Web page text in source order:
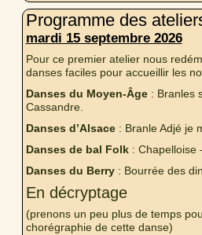
Programme des
mardi 15 septembre 2026
Pour ce premier atelier nous
danses faciles pour accueillir les
Danses du Moyen-Âge: Branles
Cassandre.
Danses d’Alsace: Branle Adjé je
Danses de bal Folk: Chapelloise
Danses du Berry: Bourrée des
En décryptage
(prenons un peu plus de temps
chorégraphie de cette danse)